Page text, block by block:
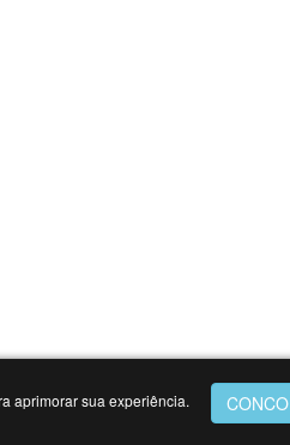
aprimorar sua experiência.